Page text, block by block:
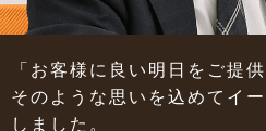
「お客様に良い明日をご提供
そのような思いを込めてイ
しました。